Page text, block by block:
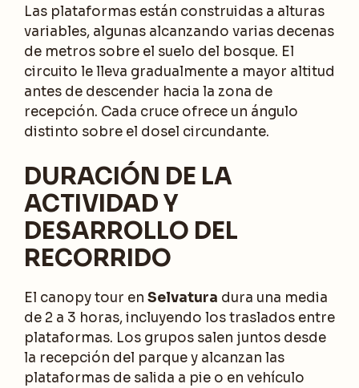
Las plataformas están construidas a alturas
variables, algunas alcanzando varias decenas
de metros sobre el suelo del bosque. El
circuito le lleva gradualmente a mayor altitud
antes de descender hacia la zona de
recepción. Cada cruce ofrece un ángulo
distinto sobre el dosel circundante.
DURACIÓN DE LA
ACTIVIDAD Y
DESARROLLO DEL
RECORRIDO
El canopy tour en Selvatura dura una media
de 2 a 3 horas, incluyendo los traslados entre
plataformas. Los grupos salen juntos desde
la recepción del parque y alcanzan las
plataformas de salida a pie o en vehículo